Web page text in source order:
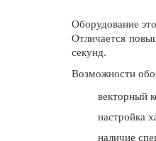
Оборудование
Отличается
секунд.
Возможности
векторный
настройка
наличие